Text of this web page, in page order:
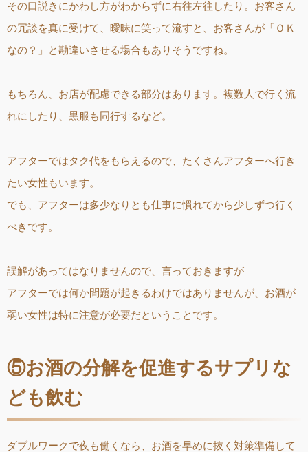
その口説きにかわし方がわからずに右往左往したり。お客さん
の冗談を真に受けて、曖昧に笑って流すと、お客さんが「ＯＫ
なの？」と勘違いさせる場合もありそうですね。
もちろん、お店が配慮できる部分はあります。複数人で行く流
れにしたり、黒服も同行するなど。
アフターではタク代をもらえるので、たくさんアフターへ行き
たい女性もいます。
でも、アフターは多少なりとも仕事に慣れてから少しずつ行く
べきです。
誤解があってはなりませんので、言っておきますが
アフターでは何か問題が起きるわけではありませんが、お酒が
弱い女性は特に注意が必要だということです。
⑤お酒の分解を促進するサプリな
ども飲む
ダブルワークで夜も働くなら、お酒を早めに抜く対策準備して